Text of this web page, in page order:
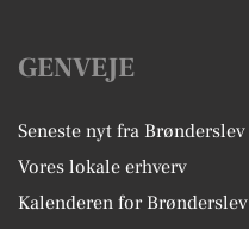
GENVEJE
Seneste nyt fra Brønderslev
Vores lokale erhverv
Kalenderen for Brønderslev